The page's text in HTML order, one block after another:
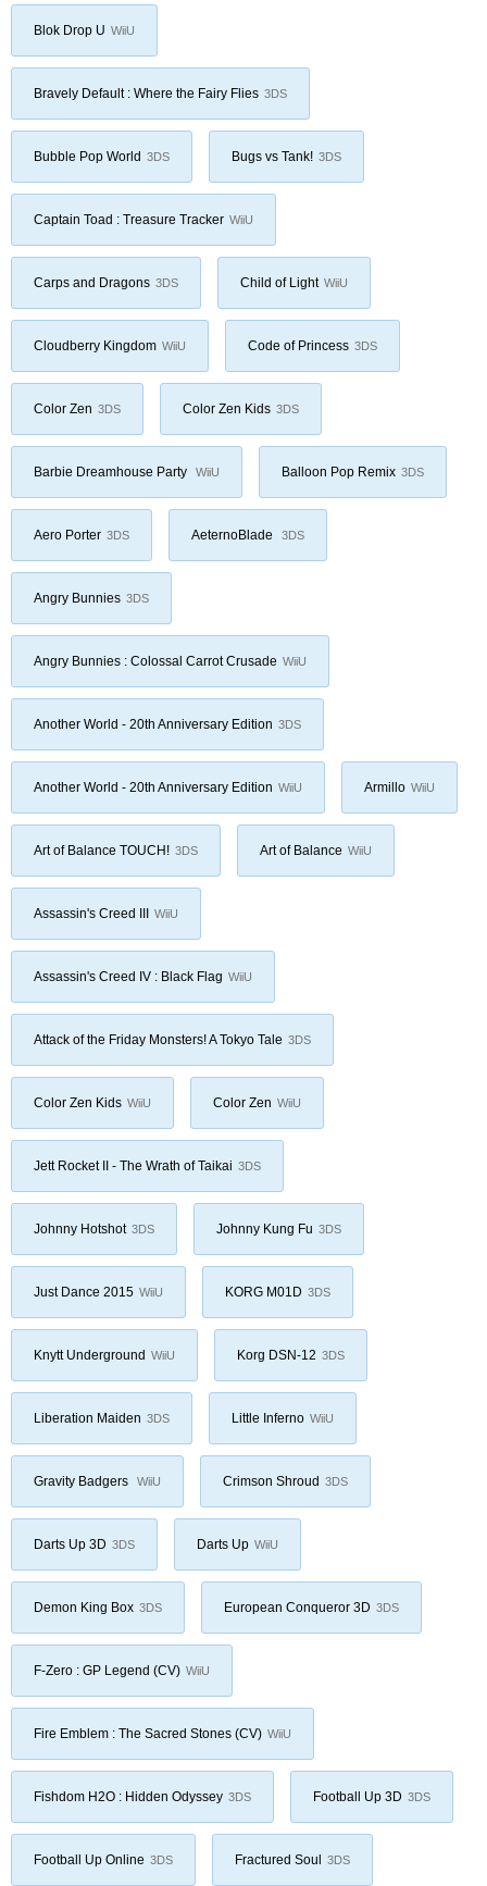
Blok Drop U WiiU
Bravely Default : Where the Fairy Flies 3DS
Bubble Pop World 3DS Bugs vs Tank! 3DS
Captain Toad : Treasure Tracker WiiU
Carps and Dragons 3DS Child of Light WiiU
Cloudberry Kingdom WiiU Code of Princess 3DS
Color Zen 3DS Color Zen Kids 3DS
Barbie Dreamhouse Party WiiU Balloon Pop Remix 3DS
Aero Porter 3DS AeternoBlade 3DS
Angry Bunnies 3DS
Angry Bunnies : Colossal Carrot Crusade WiiU
Another World - 20th Anniversary Edition 3DS
Another World - 20th Anniversary Edition WiiU Armillo WiiU
Art of Balance TOUCH! 3DS Art of Balance WiiU
Assassin's Creed III WiiU
Assassin's Creed IV : Black Flag WiiU
Attack of the Friday Monsters! A Tokyo Tale 3DS
Color Zen Kids WiiU Color Zen WiiU
Jett Rocket II - The Wrath of Taikai 3DS
Johnny Hotshot 3DS Johnny Kung Fu 3DS
Just Dance 2015 WiiU KORG M01D 3DS
Knytt Underground WiiU Korg DSN-12 3DS
Liberation Maiden 3DS Little Inferno WiiU
Gravity Badgers WiiU Crimson Shroud 3DS
Darts Up 3D 3DS Darts Up WiiU
Demon King Box 3DS European Conqueror 3D 3DS
F-Zero : GP Legend (CV) WiiU
Fire Emblem : The Sacred Stones (CV) WiiU
Fishdom H2O : Hidden Odyssey 3DS Football Up 3D 3DS
Football Up Online 3DS Fractured Soul 3DS